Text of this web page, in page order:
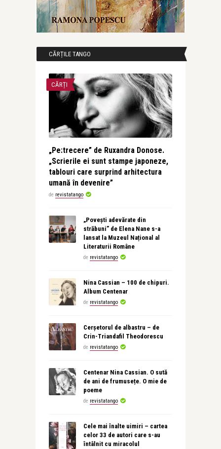
CĂRȚILE TANGO
CĂRȚI
„Pe:trecere” de Ruxandra Donose.
„Scrierile ei sunt stampe japoneze,
tablouri care surprind arhitectura
umană în devenire”
de revistatango
„Povești adevărate din
străbuni” de Elena Nane s-a
lansat la Muzeul Național al
Literaturii Române
de revistatango
Nina Cassian – 100 de chipuri.
Album Centenar
de revistatango
Cerșetorul de albastru – de
Crin-Triandafil Theodorescu
de revistatango
Centenar Nina Cassian. O sută
de ani de frumusețe. O mie de
poeme
de revistatango
Cele mai înalte uimiri – cartea
celor 33 de autori care s-au
întâlnit cu miracolul